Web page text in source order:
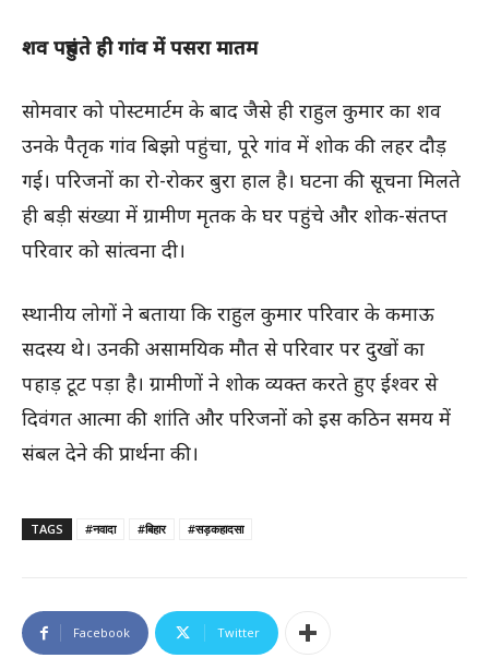
शव पहुंचते ही गांव में पसरा मातम
सोमवार को पोस्टमार्टम के बाद जैसे ही राहुल कुमार का शव
उनके पैतृक गांव बिझो पहुंचा, पूरे गांव में शोक की लहर दौड़
गई। परिजनों का रो-रोकर बुरा हाल है। घटना की सूचना मिलते
ही बड़ी संख्या में ग्रामीण मृतक के घर पहुंचे और शोक-संतप्त
परिवार को सांत्वना दी।
स्थानीय लोगों ने बताया कि राहुल कुमार परिवार के कमाऊ
सदस्य थे। उनकी असामयिक मौत से परिवार पर दुखों का
पहाड़ टूट पड़ा है। ग्रामीणों ने शोक व्यक्त करते हुए ईश्वर से
दिवंगत आत्मा की शांति और परिजनों को इस कठिन समय में
संबल देने की प्रार्थना की।
TAGS #नवादा #बिहार #सड़कहादसा
Facebook Twitter